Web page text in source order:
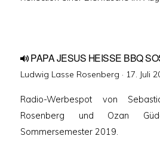
PAPA JESUS HEISSE BBQ
Ludwig Lasse Rosenberg · 17. Juli
Radio-Werbespot von
Rosenberg und Ozan
Sommersemester 2019.